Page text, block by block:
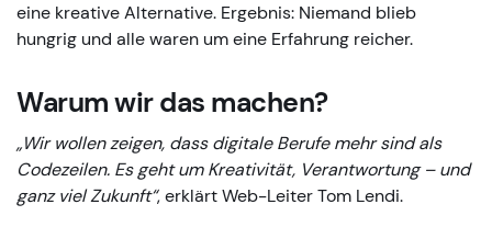
eine kreative Alternative. Ergebnis: Niemand blieb
hungrig und alle waren um eine Erfahrung reicher.
Warum wir das machen?
„Wir wollen zeigen, dass digitale Berufe mehr sind als
Codezeilen. Es geht um Kreativität, Verantwortung – und
ganz viel Zukunft“, erklärt Web-Leiter Tom Lendi.